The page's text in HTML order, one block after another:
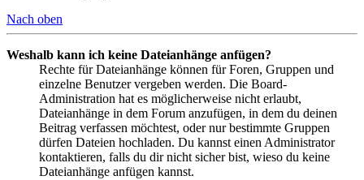
Nach oben
Weshalb kann ich keine Dateianhänge anfügen?
Rechte für Dateianhänge können für Foren, Gruppen und
einzelne Benutzer vergeben werden. Die Board-
Administration hat es möglicherweise nicht erlaubt,
Dateianhänge in dem Forum anzufügen, in dem du deinen
Beitrag verfassen möchtest, oder nur bestimmte Gruppen
dürfen Dateien hochladen. Du kannst einen Administrator
kontaktieren, falls du dir nicht sicher bist, wieso du keine
Dateianhänge anfügen kannst.